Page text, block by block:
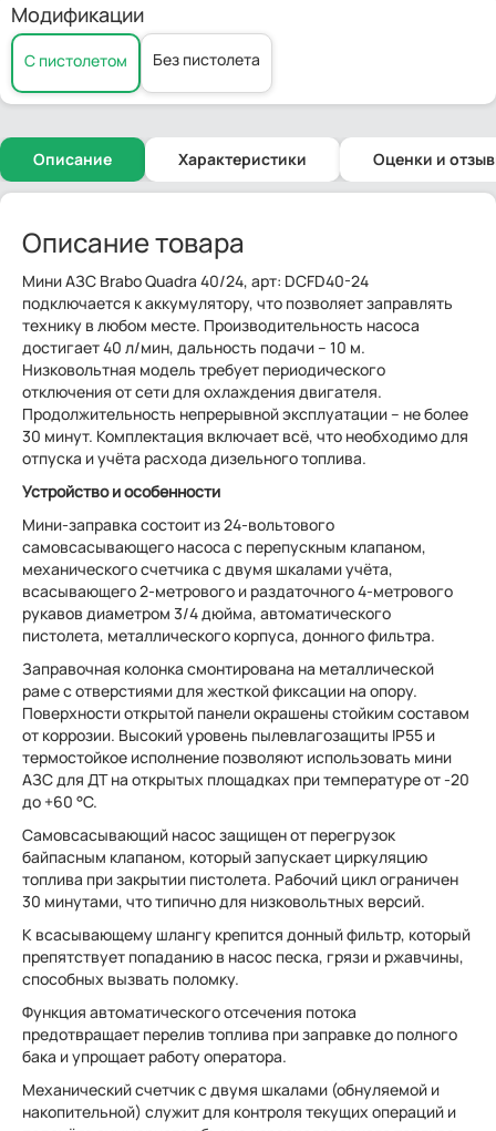
Модификации
С пистолетом Без пистолета
Описание Характеристики Оценки и
Описание товара
Мини АЗС Brabo Quadra 40/24, арт: DCFD40-24
подключается к аккумулятору, что позволяет заправлять
технику в любом месте. Производительность насоса
достигает 40 л/мин, дальность подачи – 10 м.
Низковольтная модель требует периодического
отключения от сети для охлаждения двигателя.
Продолжительность непрерывной эксплуатации – не более
30 минут. Комплектация включает всё, что необходимо для
отпуска и учёта расхода дизельного топлива.
Устройство и особенности
Мини-заправка состоит из 24-вольтового
самовсасывающего насоса с перепускным клапаном,
механического счетчика с двумя шкалами учёта,
всасывающего 2-метрового и раздаточного 4-метрового
рукавов диаметром 3/4 дюйма, автоматического
пистолета, металлического корпуса, донного фильтра.
Заправочная колонка смонтирована на металлической
раме с отверстиями для жесткой фиксации на опору.
Поверхности открытой панели окрашены стойким составом
от коррозии. Высокий уровень пылевлагозащиты IP55 и
термостойкое исполнение позволяют использовать мини
АЗС для ДТ на открытых площадках при температуре от -20
до +60 °С.
Самовсасывающий насос защищен от перегрузок
байпасным клапаном, который запускает циркуляцию
топлива при закрытии пистолета. Рабочий цикл ограничен
30 минутами, что типично для низковольтных версий.
К всасывающему шлангу крепится донный фильтр, который
препятствует попаданию в насос песка, грязи и ржавчины,
способных вызвать поломку.
Функция автоматического отсечения потока
предотвращает перелив топлива при заправке до полного
бака и упрощает работу оператора.
Механический счетчик с двумя шкалами (обнуляемой и
накопительной) служит для контроля текущих операций и